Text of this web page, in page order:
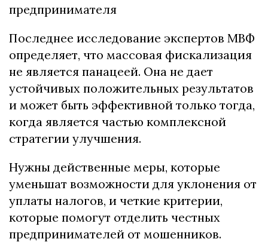
предпринимателя
Последнее исследование экспертов МВФ
определяет, что массовая фискализация
не является панацеей. Она не дает
устойчивых положительных результатов
и может быть эффективной только тогда,
когда является частью комплексной
стратегии улучшения.
Нужны действенные меры, которые
уменьшат возможности для уклонения от
уплаты налогов, и четкие критерии,
которые помогут отделить честных
предпринимателей от мошенников.